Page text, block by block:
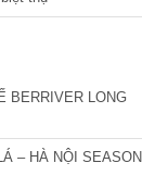
BERRIVER LONG
– HÀ NỘI SEASON